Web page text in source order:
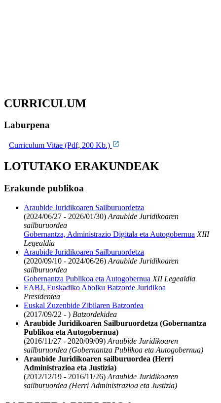
CURRICULUM
Laburpena
Curriculum Vitae (Pdf, 200 Kb.)
LOTUTAKO ERAKUNDEAK
Erakunde publikoa
Araubide Juridikoaren Sailburuordetza
(2024/06/27 - 2026/01/30) Araubide Juridikoaren
sailburuordea
Gobernantza, Administrazio Digitala eta Autogobernua XIII
Legealdia
Araubide Juridikoaren Sailburuordetza
(2020/09/10 - 2024/06/26) Araubide Juridikoaren
sailburuordea
Gobernantza Publikoa eta Autogobernua XII Legealdia
EABJ, Euskadiko Aholku Batzorde Juridikoa
Presidentea
Euskal Zuzenbide Zibilaren Batzordea
(2017/09/22 - ) Batzordekidea
Araubide Juridikoaren Sailburuordetza (Gobernantza
Publikoa eta Autogobernua)
(2016/11/27 - 2020/09/09) Araubide Juridikoaren
sailburuordea (Gobernantza Publikoa eta Autogobernua)
Araubide Juridikoaren sailburuordea (Herri
Administrazioa eta Justizia)
(2012/12/19 - 2016/11/26) Araubide Juridikoaren
sailburuordea (Herri Administrazioa eta Justizia)